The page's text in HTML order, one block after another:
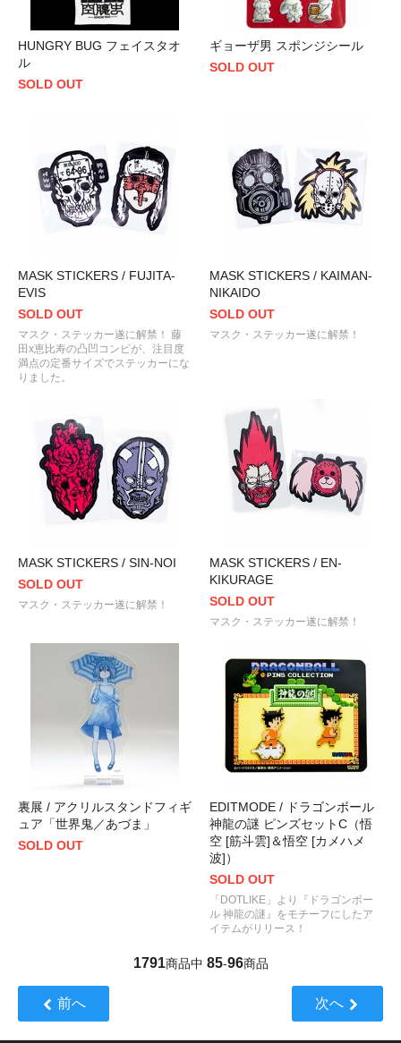
HUNGRY BUG フェイスタオ
ル
SOLD OUT
ギョーザ男 スポンジシール
SOLD OUT
MASK STICKERS / FUJITA-
EVIS
SOLD OUT
マスク・ステッカー遂に解禁！ 藤
田x恵比寿の凸凹コンビが、注目度
満点の定番サイズでステッカーにな
りました。
MASK STICKERS / KAIMAN-
NIKAIDO
SOLD OUT
マスク・ステッカー遂に解禁！
MASK STICKERS / SIN-NOI
SOLD OUT
マスク・ステッカー遂に解禁！
MASK STICKERS / EN-
KIKURAGE
SOLD OUT
マスク・ステッカー遂に解禁！
裏展 / アクリルスタンドフィギ
ュア「世界鬼／あづま」
SOLD OUT
EDITMODE / ドラゴンボール
神龍の謎 ピンズセットC（悟
空 [筋斗雲]＆悟空 [カメハメ
波]）
SOLD OUT
「DOTLIKE」より『ドラゴンボー
ル 神龍の謎』をモチーフにしたア
イテムがリリース！
1791商品中 85-96商品
前へ 次へ